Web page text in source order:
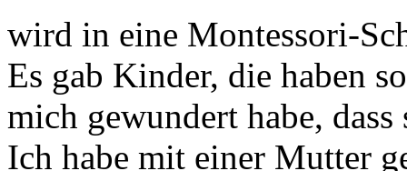
wird in eine Montessori-
Es gab Kinder, die haben
mich gewundert habe,
Ich habe mit einer Mutter